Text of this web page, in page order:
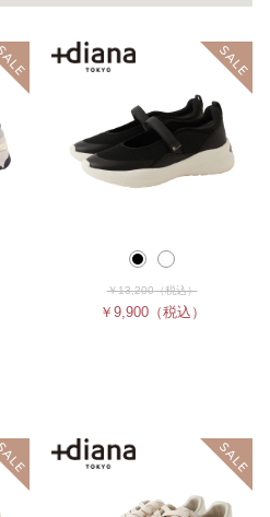
￥13,200（税込）
￥9,900（税込）